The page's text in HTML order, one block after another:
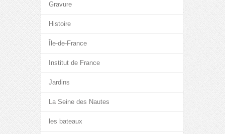
Gravure
Histoire
Île-de-France
Institut de France
Jardins
La Seine des Nautes
les bateaux